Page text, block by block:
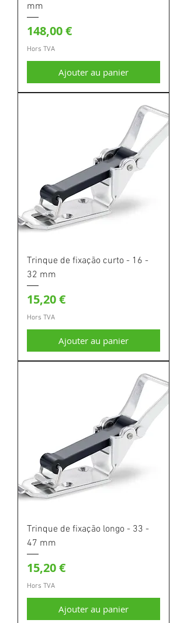
mm
Prix
148,00 €
Hors TVA
Ajouter au panier
Trinque de fixação curto - 16 -
32 mm
Prix
15,20 €
Hors TVA
Ajouter au panier
Trinque de fixação longo - 33 -
47 mm
Prix
15,20 €
Hors TVA
Ajouter au panier